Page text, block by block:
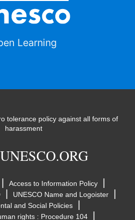
Learning
tolerance policy against all forms of
harassment
Access to Information Policy
UNESCO Name and Logoister
and Social Policies
rights : Procedure 104